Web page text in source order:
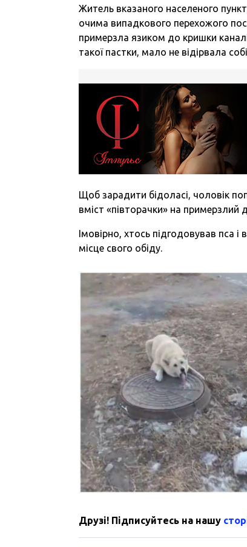
Житель вказаного населеного
очима випадкового перехожого
примерзла язиком до кришки
такої пастки, мало не відірвала
Щоб зарадити бідоласі, чоловік
вміст «півторачки» на примерзлий
Імовірно, хтось підгодовував пса
місце свого обіду.
Друзі! Підписуйтесь на нашу